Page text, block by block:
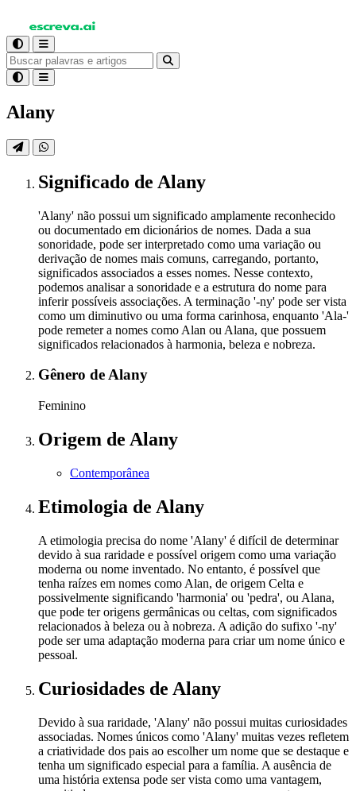
Alany
Significado de Alany
'Alany' não possui um significado amplamente reconhecido
ou documentado em dicionários de nomes. Dada a sua
sonoridade, pode ser interpretado como uma variação ou
derivação de nomes mais comuns, carregando, portanto,
significados associados a esses nomes. Nesse contexto,
podemos analisar a sonoridade e a estrutura do nome para
inferir possíveis associações. A terminação '-ny' pode ser vista
como um diminutivo ou uma forma carinhosa, enquanto 'Ala-'
pode remeter a nomes como Alan ou Alana, que possuem
significados relacionados à harmonia, beleza e nobreza.
Gênero de Alany
Feminino
Origem de Alany
Contemporânea
Etimologia de Alany
A etimologia precisa do nome 'Alany' é difícil de determinar
devido à sua raridade e possível origem como uma variação
moderna ou nome inventado. No entanto, é possível que
tenha raízes em nomes como Alan, de origem Celta e
possivelmente significando 'harmonia' ou 'pedra', ou Alana,
que pode ter origens germânicas ou celtas, com significados
relacionados à beleza ou à nobreza. A adição do sufixo '-ny'
pode ser uma adaptação moderna para criar um nome único e
pessoal.
Curiosidades de Alany
Devido à sua raridade, 'Alany' não possui muitas curiosidades
associadas. Nomes únicos como 'Alany' muitas vezes refletem
a criatividade dos pais ao escolher um nome que se destaque e
tenha um significado especial para a família. A ausência de
uma história extensa pode ser vista como uma vantagem,